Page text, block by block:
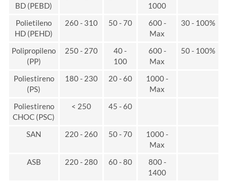
BD (PEBD)
1000
Polietileno
HD (PEHD)
260 - 310 50 - 70
600 -
Max
30 - 100%
Polipropileno
(PP)
250 - 270
40 -
100
600 -
Max
50 - 100%
Poliestireno
(PS)
180 - 230 20 - 60
1000 -
Max
Poliestireno
CHOC (PSC)
< 250 45 - 60
SAN 220 - 260 50 - 70
1000 -
Max
ASB
220 - 280 60 - 80
800 -
1400